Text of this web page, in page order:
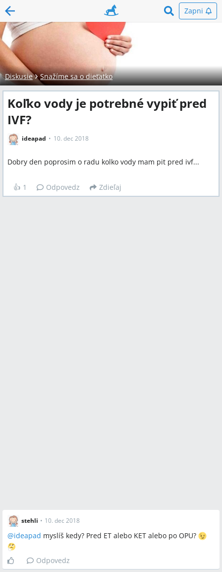
Zapni
Diskusie Snažíme sa o dieťatko
Koľko vody je potrebné vypiť pred
IVF?
ideapad 10. dec 2018
Dobry den poprosim o radu kolko vody mam pit pred ivf...
👍 1 Odpovedz Zdieľaj
stehli • 10. dec 2018
@ideapad myslíš kedy? Pred ET alebo KET alebo po OPU?
Odpovedz